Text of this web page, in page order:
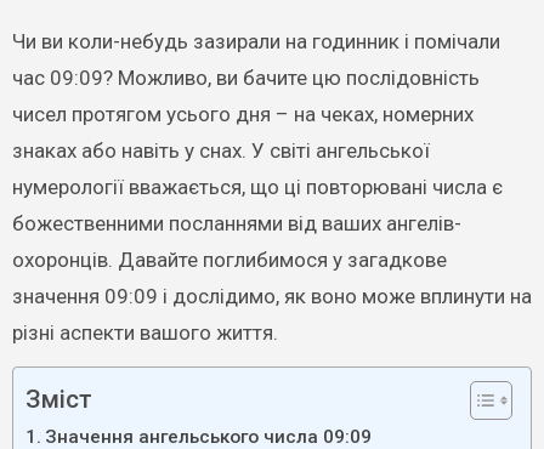
Чи ви коли-небудь зазирали на годинник і помічали
час 09:09? Можливо, ви бачите цю послідовність
чисел протягом усього дня – на чеках, номерних
знаках або навіть у снах. У світі ангельської
нумерології вважається, що ці повторювані числа є
божественними посланнями від ваших ангелів-
охоронців. Давайте поглибимося у загадкове
значення 09:09 і дослідимо, як воно може вплинути на
різні аспекти вашого життя.
Зміст
Значення ангельського числа 09:09